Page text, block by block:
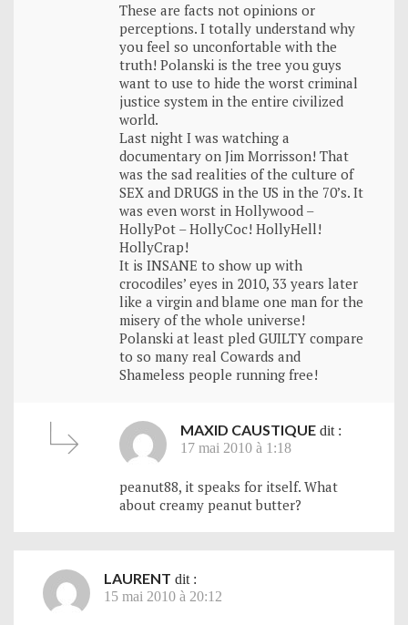
These are facts not opinions or
perceptions. I totally understand why
you feel so unconfortable with the
truth! Polanski is the tree you guys
want to use to hide the worst criminal
justice system in the entire civilized
world.
Last night I was watching a
documentary on Jim Morrisson! That
was the sad realities of the culture of
SEX and DRUGS in the US in the 70’s. It
was even worst in Hollywood –
HollyPot – HollyCoc! HollyHell!
HollyCrap!
It is INSANE to show up with
crocodiles’ eyes in 2010, 33 years later
like a virgin and blame one man for the
misery of the whole universe!
Polanski at least pled GUILTY compare
to so many real Cowards and
Shameless people running free!
MAXID CAUSTIQUE dit :
17 mai 2010 à 1:18
peanut88, it speaks for itself. What
about creamy peanut butter?
LAURENT dit :
15 mai 2010 à 20:12